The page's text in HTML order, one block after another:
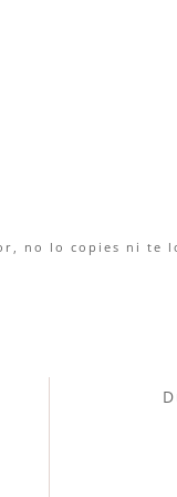
no lo copies ni te